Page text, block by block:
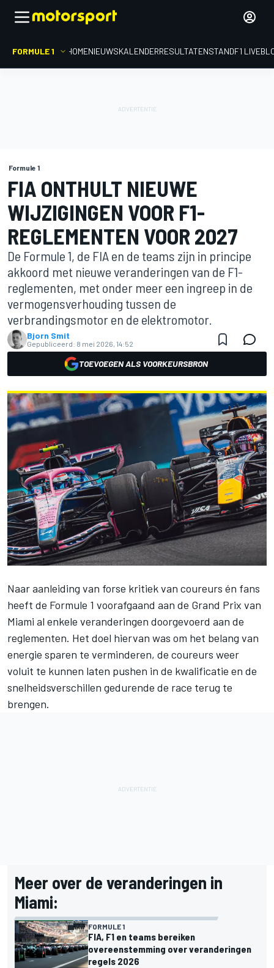
FORMULE 1 HOMENIEUWSKALENDERRESULTATENSTANDF1
Formule 1
FIA ONTHULT NIEUWE
WIJZIGINGEN VOOR F1-
REGLEMENTEN VOOR 2027
De Formule 1, de FIA en de teams zijn in principe
akkoord met nieuwe veranderingen van de F1-
reglementen, met onder meer een ingreep in de
vermogensverhouding tussen de
verbrandingsmotor en de elektromotor.
Bjorn Smit
Gepubliceerd: 8 mei 2026, 14:52
TOEVOEGEN ALS VOORKEURSBRON
Naar aanleiding van forse kritiek van coureurs én fans
heeft de Formule 1 voorafgaand aan de Grand Prix van
Miami al enkele veranderingen doorgevoerd aan de
reglementen. Het doel hiervan was om het belang van
energie sparen te verminderen, de coureurs weer
voluit te kunnen laten pushen in de kwalificatie en de
snelheidsverschillen gedurende de race terug te
brengen.
Meer over de veranderingen in
Miami:
FORMULE 1
FIA, F1 en teams bereiken
overeenstemming over veranderingen
regels 2026